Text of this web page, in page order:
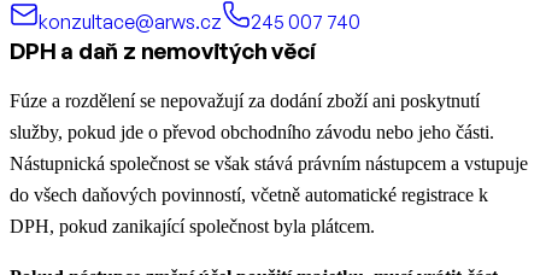
konzultace@arws.cz
245 007 740
DPH a daň z nemovitých věcí
Fúze a rozdělení se nepovažují za dodání zboží ani poskytnutí
služby, pokud jde o převod obchodního závodu nebo jeho části.
Nástupnická společnost se však stává právním nástupcem a vstupuje
do všech daňových povinností, včetně automatické registrace k
DPH, pokud zanikající společnost byla plátcem.